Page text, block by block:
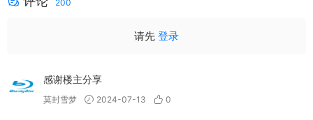
200
请先 登录
感谢楼主分享
莫封雪梦 2024-07-13 0